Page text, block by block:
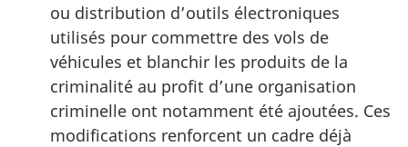
ou distribution d’outils électroniques
utilisés pour commettre des vols de
véhicules et blanchir les produits de la
criminalité au profit d’une organisation
criminelle ont notamment été ajoutées. Ces
modifications renforcent un cadre déjà